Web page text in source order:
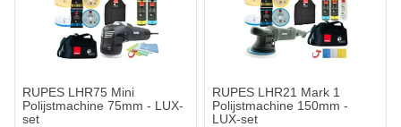
RUPES LHR75 Mini
Polijstmachine 75mm - LUX-
set
RUPES LHR21 Mark 1
Polijstmachine 150mm -
LUX-set